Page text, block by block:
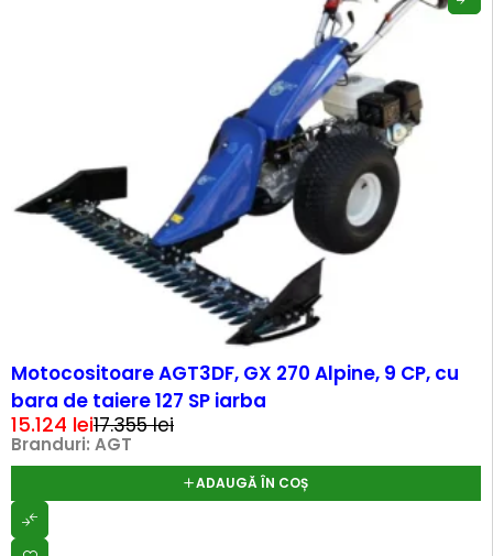
Motocositoare AGT3DF, GX 270 Alpine, 9 CP, cu
bara de taiere 127 SP iarba
17.355lei
15.124 lei
Branduri: AGT
ADAUGĂ ÎN COȘ